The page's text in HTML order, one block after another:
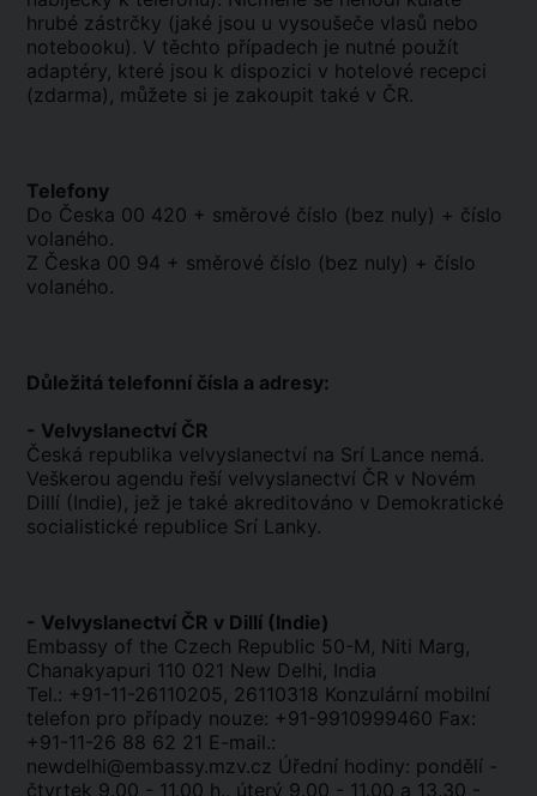
hrubé zástrčky (jaké jsou u vysoušeče vlasů nebo
notebooku). V těchto případech je nutné použít
adaptéry, které jsou k dispozici v hotelové recepci
(zdarma), můžete si je zakoupit také v ČR.
Telefony
Do Česka 00 420 + směrové číslo (bez nuly) + číslo
volaného.
Z Česka 00 94 + směrové číslo (bez nuly) + číslo
volaného.
Důležitá telefonní čísla a adresy:
- Velvyslanectví ČR
Česká republika velvyslanectví na Srí Lance nemá.
Veškerou agendu řeší velvyslanectví ČR v Novém
Dillí (Indie), jež je také akreditováno v Demokratické
socialistické republice Srí Lanky.
- Velvyslanectví ČR v Dillí (Indie)
Embassy of the Czech Republic 50-M, Niti Marg,
Chanakyapuri 110 021 New Delhi, India
Tel.: +91-11-26110205, 26110318 Konzulární mobilní
telefon pro případy nouze: +91-9910999460 Fax:
+91-11-26 88 62 21 E-mail.:
newdelhi@embassy.mzv.cz Úřední hodiny: pondělí -
čtvrtek 9.00 - 11.00 h., úterý 9.00 - 11.00 a 13.30 -